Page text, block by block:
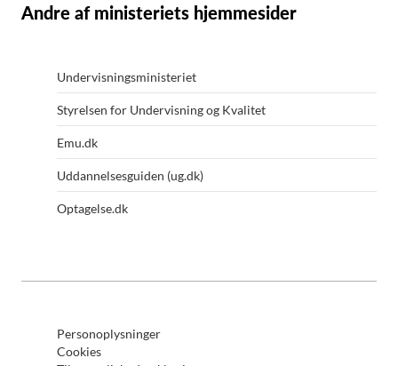
Andre af ministeriets hjemmesider
Undervisningsministeriet
Styrelsen for Undervisning og Kvalitet
Emu.dk
Uddannelsesguiden (ug.dk)
Optagelse.dk
Personoplysninger
Cookies